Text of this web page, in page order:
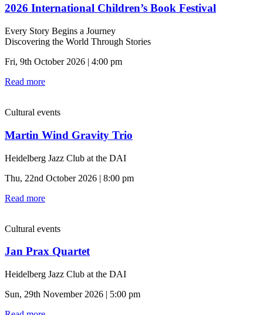
2026 International Children’s Book Festival
Every Story Begins a Journey
Discovering the World Through Stories
Fri, 9th October 2026 | 4:00 pm
Read more
Cultural events
Martin Wind Gravity Trio
Heidelberg Jazz Club at the DAI
Thu, 22nd October 2026 | 8:00 pm
Read more
Cultural events
Jan Prax Quartet
Heidelberg Jazz Club at the DAI
Sun, 29th November 2026 | 5:00 pm